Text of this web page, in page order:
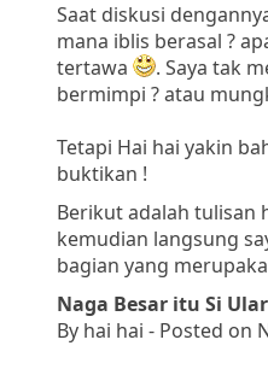
Saat diskusi
mana iblis berasal ?
tertawa
. Saya tak
bermimpi ? atau
Tetapi Hai hai yakin
buktikan !
Berikut adalah tulisan
kemudian langsung
bagian yang
Naga Besar itu Si
By hai hai - Posted on